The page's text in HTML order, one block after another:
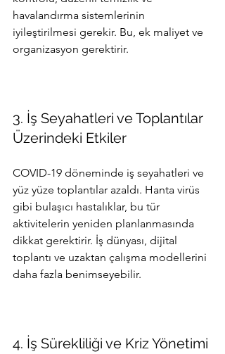
havalandırma sistemlerinin
iyileştirilmesi gerekir. Bu, ek maliyet ve
organizasyon gerektirir.
3. İş Seyahatleri ve Toplantılar
Üzerindeki Etkiler
COVID-19 döneminde iş seyahatleri ve
yüz yüze toplantılar azaldı. Hanta virüs
gibi bulaşıcı hastalıklar, bu tür
aktivitelerin yeniden planlanmasında
dikkat gerektirir. İş dünyası, dijital
toplantı ve uzaktan çalışma modellerini
daha fazla benimseyebilir.
4. İş Sürekliliği ve Kriz Yönetimi